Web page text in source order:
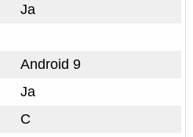
Ja
Android 9
Ja
C